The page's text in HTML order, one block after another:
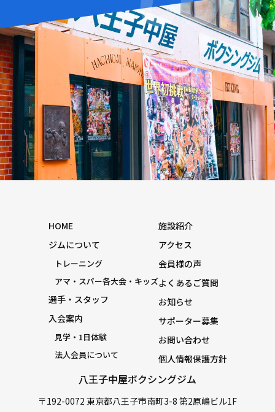
八王子中屋ボクシングジム
〒192-0072 東京都八王子市南町3-8 第2原嶋ビル1F
HOME
ジムについて
トレーニング
アマ・スパー各大会・キッズ
選手・スタッフ
入会案内
見学・1日体験
法人会員について
施設紹介
アクセス
会員様の声
よくあるご質問
お知らせ
サポーター募集
お問い合わせ
個人情報保護方針